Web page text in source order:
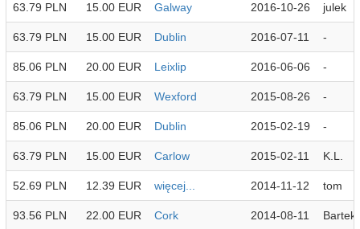
63.79 PLN 15.00 EUR Galway 2016-10-26 julek
63.79 PLN 15.00 EUR Dublin 2016-07-11 -
85.06 PLN 20.00 EUR Leixlip 2016-06-06 -
63.79 PLN 15.00 EUR Wexford 2015-08-26 -
85.06 PLN 20.00 EUR Dublin 2015-02-19 -
63.79 PLN 15.00 EUR Carlow 2015-02-11 K.L.
52.69 PLN 12.39 EUR więcej... 2014-11-12 tom
93.56 PLN 22.00 EUR Cork 2014-08-11 Bartek